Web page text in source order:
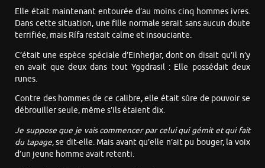
Elle était maintenant entourée d’au moins cinq hommes ivres.
Dans cette situation, une fille normale serait sans aucun doute
terrifiée, mais Rífa restait calme et insouciante.
C’était une espèce spéciale d’Einherjar, dont on disait qu’il n’y
en avait que deux dans tout Yggdrasil : Elle possédait deux
runes.
Contre des hommes de ce calibre, elle était sûre de pouvoir se
débrouiller seule, même s’ils étaient dix.
Je suppose que je vais commencer par celuiqui gémit et qui fait
du tapage,se dit-elle. Mais avant qu’elle n’ait pu bouger, la voix
d’un jeune homme avait retenti.